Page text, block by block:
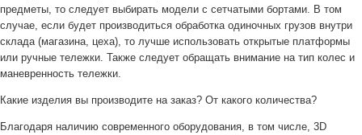
предметы, то следует выбирать модели с сетчатыми бортами. В том
случае, если будет производиться обработка одиночных грузов внутри
склада (магазина, цеха), то лучше использовать открытые платформы
или ручные тележки. Также следует обращать внимание на тип колес и
маневренность тележки.
Какие изделия вы производите на заказ? От какого количества?
Благодаря наличию современного оборудования, в том числе, 3D